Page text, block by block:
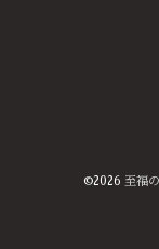
©2026 至福